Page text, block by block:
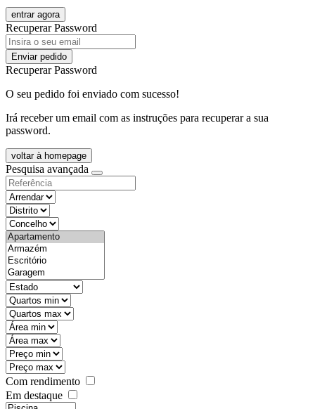
entrar agora
Recuperar Password
Enviar pedido
Recuperar Password
O seu pedido foi enviado com sucesso!
Irá receber um email com as instruções para recuperar a sua
password.
voltar à homepage
Pesquisa avançada
objective
districtId
countyId
types
state
mintypo
maxtypo
minarea
maxarea
minprice
maxprice
Com rendimento
Em destaque